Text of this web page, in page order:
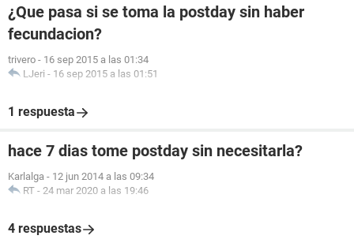
¿Que pasa si se toma la postday sin haber
fecundacion?
trivero - 16 sep 2015 a las 01:34
LJeri - 16 sep 2015 a las 01:51
1 respuesta
hace 7 dias tome postday sin necesitarla?
Karlalga - 12 jun 2014 a las 09:34
RT - 24 mar 2020 a las 19:46
4 respuestas